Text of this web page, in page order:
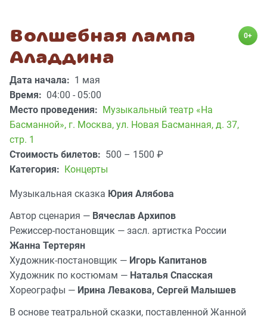
Волшебная лампа
Аладдина
0+
Дата начала: 1 мая
Время: 04:00 - 05:00
Место проведения: Музыкальный театр «На
Басманной», г. Москва, ул. Новая Басманная, д. 37,
стр. 1
Стоимость билетов: 500 – 1500 ₽
Категория:
Концерты
Музыкальная сказка Юрия Алябова
Автор сценария — Вячеслав Архипов
Режиссер-постановщик — засл. артистка России
Жанна Тертерян
Художник-постановщик — Игорь Капитанов
Художник по костюмам — Наталья Спасская
Хореографы — Ирина Левакова, Сергей Малышев
В основе театральной сказки, поставленной Жанной